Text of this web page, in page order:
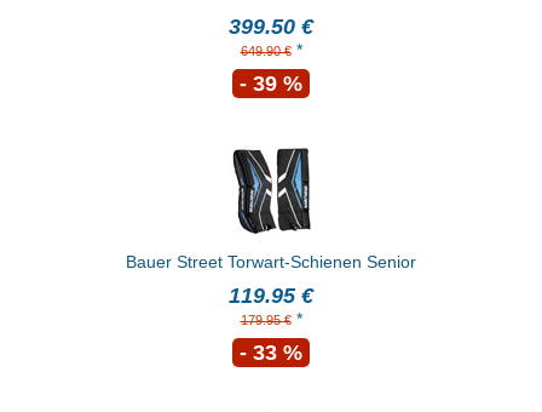
399.50 €
649.90 €*
- 39 %
Bauer Street Torwart-Schienen Senior
119.95 €
179.95 €*
- 33 %